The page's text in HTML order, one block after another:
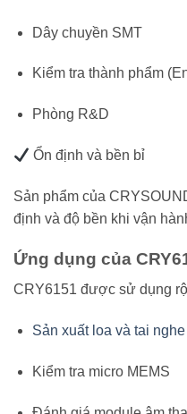
Dây chuyền SMT
Kiểm tra thành phẩm
Phòng R&D
Ổn định và bền bỉ
Sản phẩm của
định và độ bền khi vận
Ứng dụng của
CRY6151 được sử dụng
Sản xuất loa và tai nghe
Kiểm tra micro MEMS